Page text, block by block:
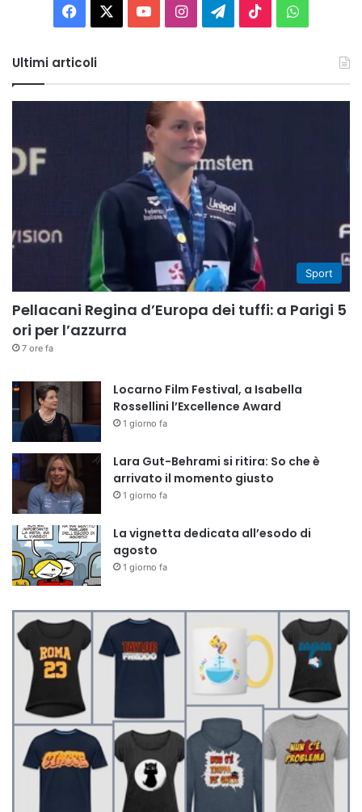
Facebook You InstagramTelegram
TikTok
Ultimi articoli
Sport
Pellacani Regina d’Europa dei tuffi: a Parigi 5
ori per l’azzurra
7 ore fa
Locarno Film Festival, a Isabella
Rossellini l’Excellence Award
1 giorno fa
Lara Gut-Behrami si ritira: So che è
arrivato il momento giusto
1 giorno fa
La vignetta dedicata all’esodo di
agosto
1 giorno fa